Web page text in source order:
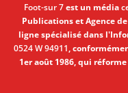
Foot-sur 7est un média
Publications et Agence
ligne spécialisé dans
0524 W 94911,
1er août 1986, qui